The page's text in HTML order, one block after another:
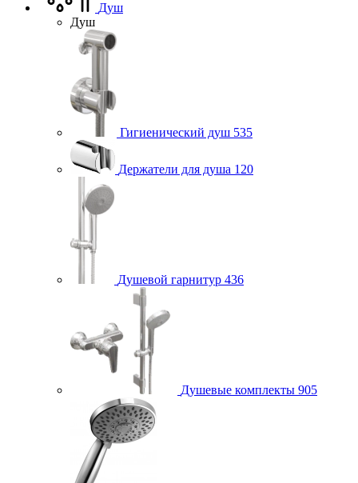
Душ
Душ
Гигиенический душ 535
Держатели для душа 120
Душевой гарнитур 436
Душевые комплекты 905